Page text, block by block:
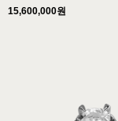
15,600,000원